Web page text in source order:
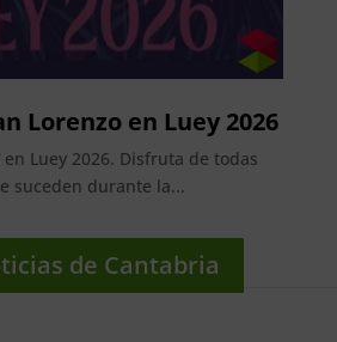
Lorenzo en Luey 2026
en Luey 2026. Disfruta de todas
suceden durante la...
de Cantabria